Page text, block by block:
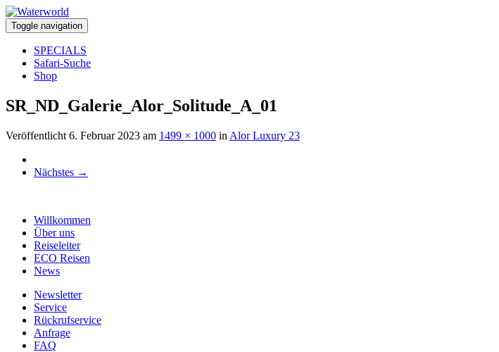
Toggle navigation
SPECIALS
Safari-Suche
Shop
SR_ND_Galerie_Alor_Solitude_A_01
Veröffentlicht 6. Februar 2023 am 1499 × 1000 in Alor Luxury 23
Nächstes →
Willkommen
Über uns
Reiseleiter
ECO Reisen
News
Newsletter
Service
Rückrufservice
Anfrage
FAQ